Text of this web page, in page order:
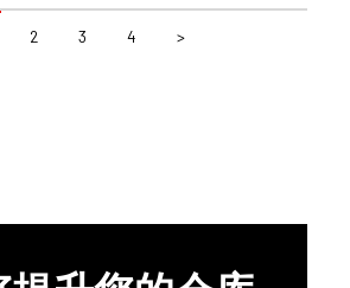
2 3 4 >